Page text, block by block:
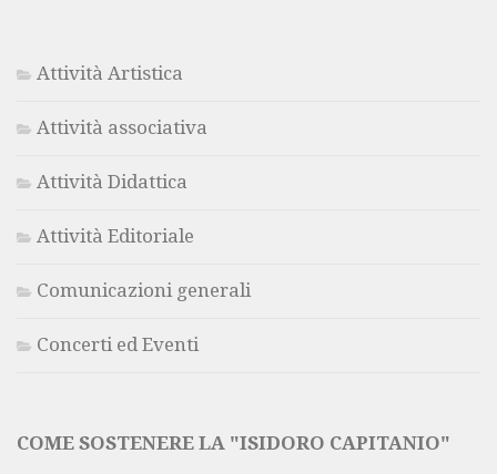
Attività Artistica
Attività associativa
Attività Didattica
Attività Editoriale
Comunicazioni generali
Concerti ed Eventi
COME SOSTENERE LA "ISIDORO CAPITANIO"